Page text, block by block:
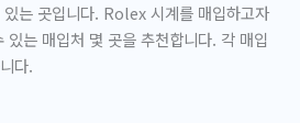
는 곳입니다. Rolex 시계를 매입하고자
는 매입처 몇 곳을 추천합니다. 각 매입
다.